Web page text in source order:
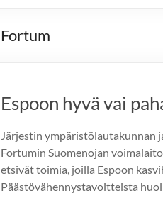
Fortum
Espoon hyvä vai
Järjestin ympäristölautakunnan
Fortumin Suomenojan
etsivät toimia, joilla Espoon
Päästövähennystavoitteista